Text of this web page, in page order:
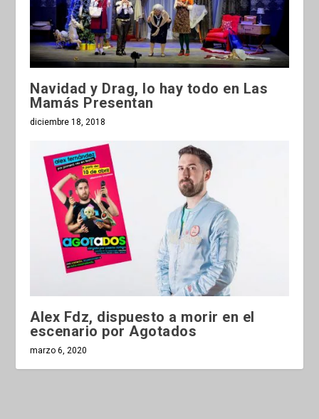
Navidad y Drag, lo hay todo en Las
Mamás Presentan
diciembre 18, 2018
Alex Fdz, dispuesto a morir en el
escenario por Agotados
marzo 6, 2020